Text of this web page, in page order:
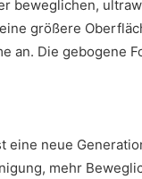
beweglichen,
größere
an. Die gebogene
neue
mehr